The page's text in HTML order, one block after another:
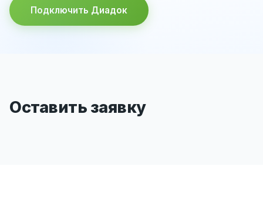
Подключить Диадок
Оставить заявку